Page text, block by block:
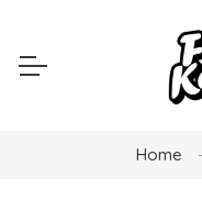
Home